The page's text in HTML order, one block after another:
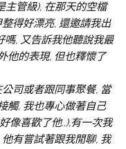
主管級), 在那天的空檔
得好漂亮, 還邀請我出
嗎, 又告訴我他聽說我最
他的表現, 但也釋懷了
司或者跟同事聚餐, 當
觸, 我也專心做著自己
像喜歡了他..),有一次我
有嘗試著跟我閒聊, 我